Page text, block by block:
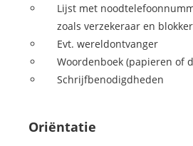
Lijst met
zoals verzekeraar en
Evt. wereldontvanger
Woordenboek (papieren of
Schrijfbenodigdheden
Oriëntatie